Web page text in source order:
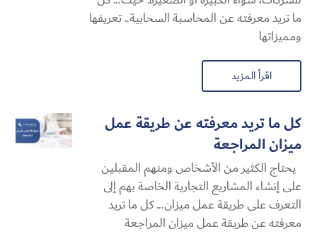
ما تريد معرفته عن المحاسبة السحابية​.. تعريفها
ومميزاتها
اقرأ المزيد
كل ما تريد معرفته عن طريقة عمل
ميزان المراجعة
يحتاج الكثير من الأشخاص ومنهم المقبلين
على إنشاء المشاريع التجارية الخاصة بهم إلى
التعرف على طريقة عمل ميزان... كل ما تريد
معرفته عن طريقة عمل ميزان المراجعة